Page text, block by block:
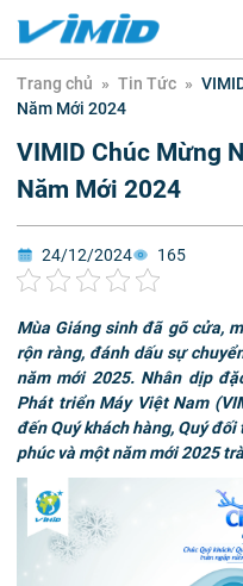
Trang chủ » Tin Tức »
Năm Mới 2024
VIMID Chúc Mừng
Năm Mới 2024
24/12/2024 165
Mùa Giáng sinh đã gõ cửa,
rộn ràng, đánh dấu sự
năm mới 2025. Nhân dịp
Phát triển Máy Việt Nam
đến Quý khách hàng, Quý
phúc và một năm mới 2025